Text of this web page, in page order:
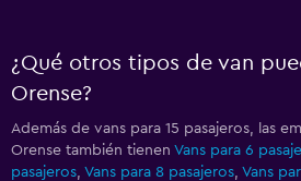
¿Qué otros tipos de van
Orense?
Además de vans para 15 pasajeros, las
Orense también tienen Vans para 6
pasajeros, Vans para 8 pasajeros, Vans